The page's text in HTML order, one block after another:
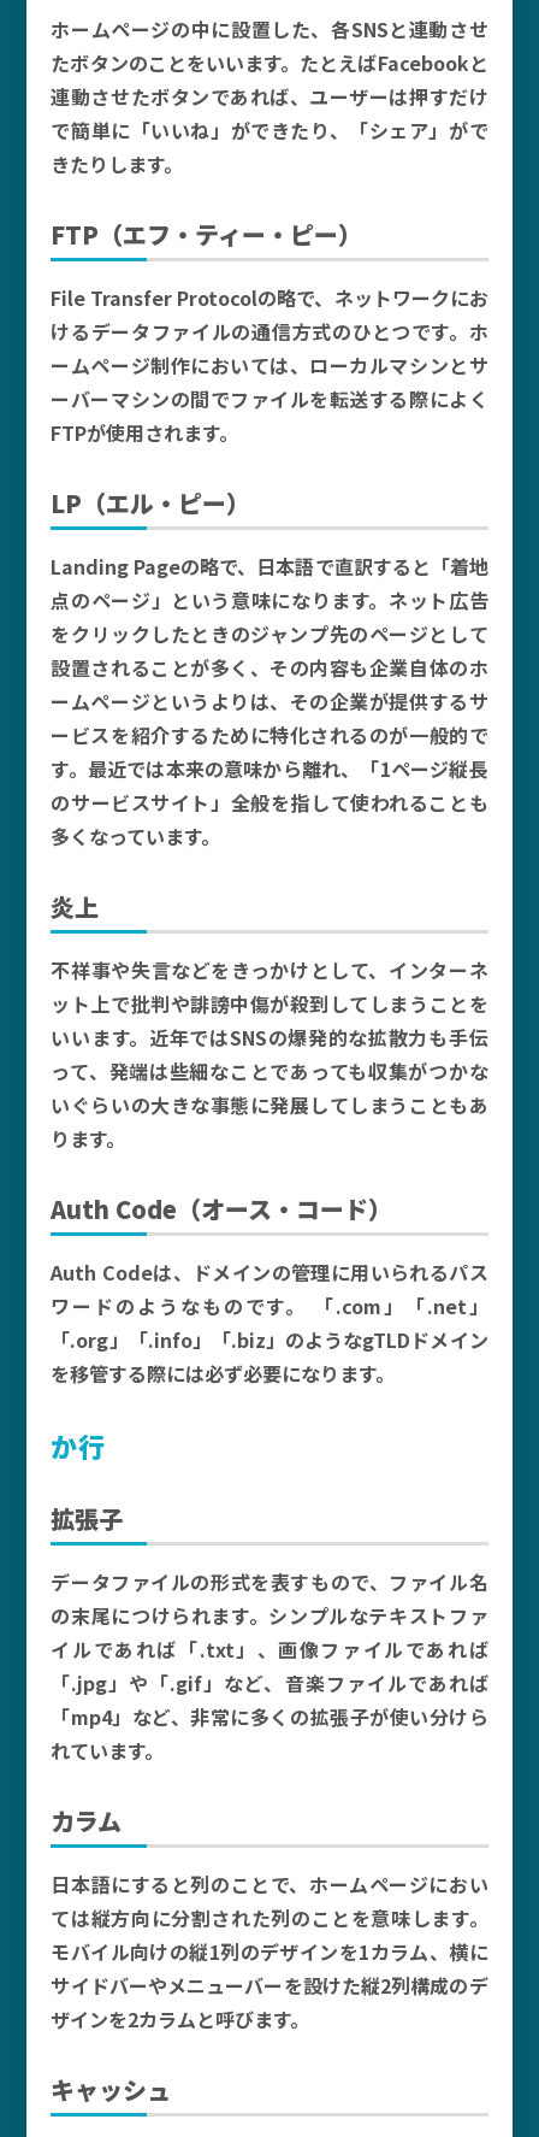
ホームページの中に設置した、各SNSと連動させ
たボタンのことをいいます。たとえばFacebookと
連動させたボタンであれば、ユーザーは押すだけ
で簡単に「いいね」ができたり、「シェア」がで
きたりします。
FTP（エフ・ティー・ピー）
File Transfer Protocolの略で、ネットワークにお
けるデータファイルの通信方式のひとつです。ホ
ームページ制作においては、ローカルマシンとサ
ーバーマシンの間でファイルを転送する際によく
FTPが使用されます。
LP（エル・ピー）
Landing Pageの略で、日本語で直訳すると「着地
点のページ」という意味になります。ネット広告
をクリックしたときのジャンプ先のページとして
設置されることが多く、その内容も企業自体のホ
ームページというよりは、その企業が提供するサ
ービスを紹介するために特化されるのが一般的で
す。最近では本来の意味から離れ、「1ページ縦長
のサービスサイト」全般を指して使われることも
多くなっています。
炎上
不祥事や失言などをきっかけとして、インターネ
ット上で批判や誹謗中傷が殺到してしまうことを
いいます。近年ではSNSの爆発的な拡散力も手伝
って、発端は些細なことであっても収集がつかな
いぐらいの大きな事態に発展してしまうこともあ
ります。
Auth Code（オース・コード）
Auth Codeは、ドメインの管理に用いられるパス
ワードのようなものです。 「.com」「.net」
「.org」「.info」「.biz」のようなgTLDドメイン
を移管する際には必ず必要になります。
か行
拡張子
データファイルの形式を表すもので、ファイル名
の末尾につけられます。シンプルなテキストファ
イルであれば「.txt」、画像ファイルであれば
「.jpg」や「.gif」など、音楽ファイルであれば
「mp4」など、非常に多くの拡張子が使い分けら
れています。
カラム
日本語にすると列のことで、ホームページにおい
ては縦方向に分割された列のことを意味します。
モバイル向けの縦1列のデザインを1カラム、横に
サイドバーやメニューバーを設けた縦2列構成のデ
ザインを2カラムと呼びます。
キャッシュ